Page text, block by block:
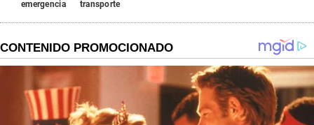
emergencia
transporte